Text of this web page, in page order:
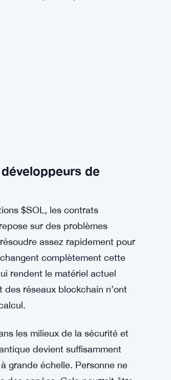
de
sur des problèmes
assez rapidement pour
complètement cette